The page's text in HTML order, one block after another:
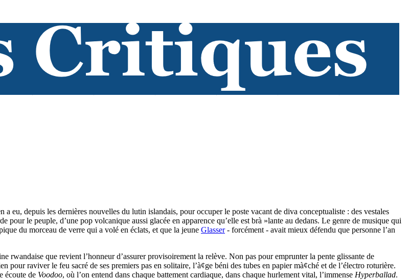
a eu, depuis les dernières nouvelles du lutin islandais, pour occuper le poste vacant de diva conceptualiste : des vestales
pour le peuple, d’une pop volcanique aussi glacée en apparence qu’elle est brà »lante au dedans. Le genre de musique qui
du morceau de verre qui a volé en éclats, et que la jeune Glasser- forcément - avait mieux défendu que personne l’an
rwandaise que revient l’honneur d’assurer provisoirement la relève. Non pas pour emprunter la pente glissante de
raviver le feu sacré de ses premiers pas en solitaire, l’à¢ge béni des tubes en papier mà¢ché et de l’électro roturière.
écoute de Voodoo, où l’on entend dans chaque battement cardiaque, dans chaque hurlement vital, l’immense Hyperballad.